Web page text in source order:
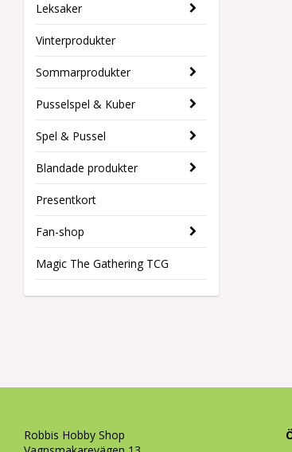
Leksaker
Vinterprodukter
Sommarprodukter
Pusselspel & Kuber
Spel & Pussel
Blandade produkter
Presentkort
Fan-shop
Magic The Gathering TCG
Robbis Hobby Shop